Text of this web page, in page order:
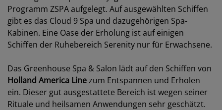
Programm ZSPA aufgelegt. Auf ausgewählten Schiffen
gibt es das Cloud 9 Spa und dazugehörigen Spa-
Kabinen. Eine Oase der Erholung ist auf einigen
Schiffen der Ruhebereich Serenity nur für Erwachsene.
Das Greenhouse Spa & Salon lädt auf den Schiffen von
Holland America Linezum Entspannen und Erholen
ein. Dieser gut ausgestattete Bereich ist wegen seiner
Rituale und heilsamen Anwendungen sehr geschätzt.